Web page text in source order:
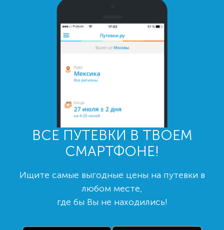
ВСЕ ПУТЕВКИ В ТВОЕМ
СМАРТФОНЕ!
Ищите самые выгодные цены на путевки в
любом месте,
где бы Вы не находились!